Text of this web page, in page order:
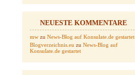
NEUESTE KOMMENTARE
mw zu News-Blog auf Konsulate.de gestartet
Blogverzeichnis.eu zu News-Blog auf
Konsulate.de gestartet